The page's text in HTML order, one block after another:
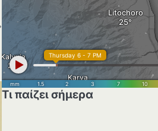
Τι παίζει σήμερα